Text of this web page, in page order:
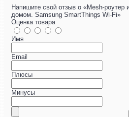
Напишите свой отзыв о «Mesh-роутер
домом. Samsung SmartThings Wi-Fi»
Оценка товара
Имя
Email
Плюсы
Минусы